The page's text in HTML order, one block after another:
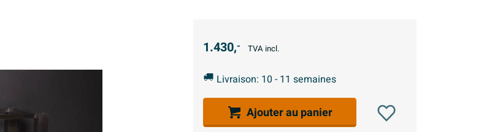
1.430,- TVA incl.
Livraison: 10 - 11 semaines
Ajouter au panier